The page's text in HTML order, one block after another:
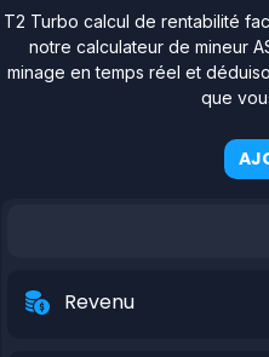
T2 Turbo calcul de rentabilité
notre calculateur de mineur
minage en temps réel et
que
Revenu